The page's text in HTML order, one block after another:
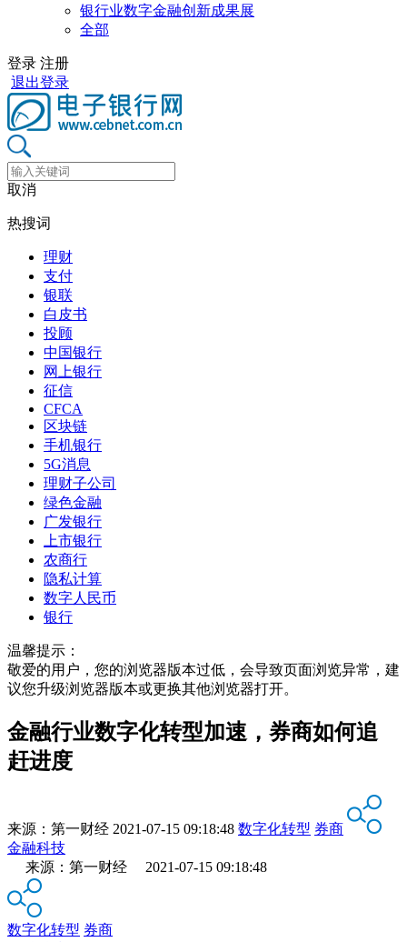
银行业数字金融创新成果展
全部
登录 注册
退出登录
取消
热搜词
理财
支付
银联
白皮书
投顾
中国银行
网上银行
征信
CFCA
区块链
手机银行
5G消息
理财子公司
绿色金融
广发银行
上市银行
农商行
隐私计算
数字人民币
银行
温馨提示：
敬爱的用户，您的浏览器版本过低，会导致页面浏览异常，建
议您升级浏览器版本或更换其他浏览器打开。
金融行业数字化转型加速，券商如何追
赶进度
来源： 第一财经 2021-07-15 09:18:48 数字化转型 券商
金融科技
来源：第一财经 2021-07-15 09:18:48
数字化转型 券商